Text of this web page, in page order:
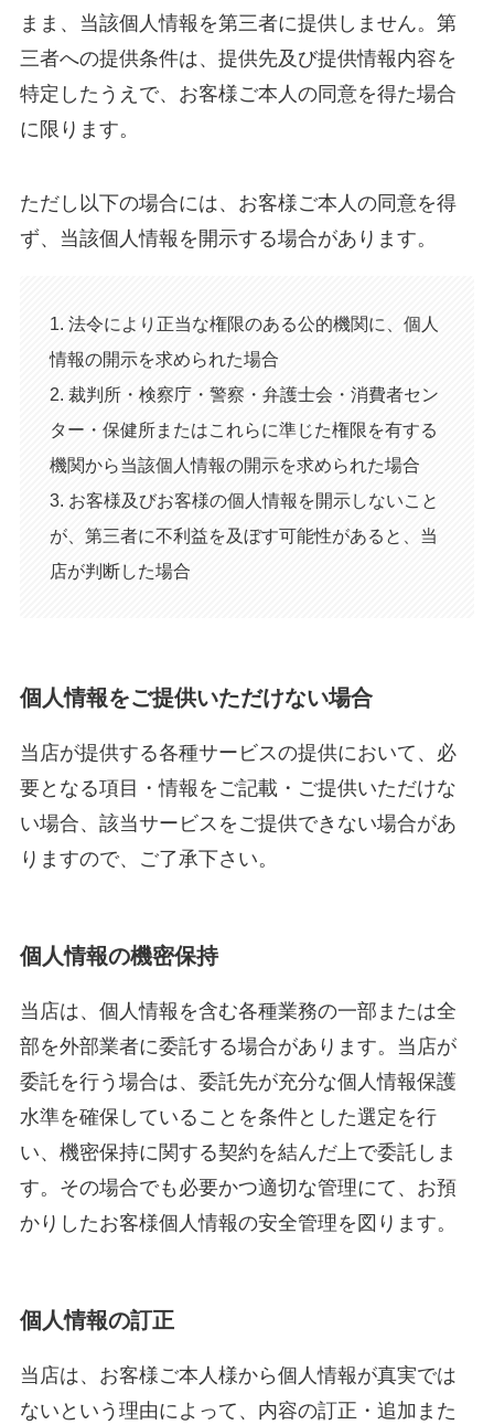
まま、当該個人情報を第三者に提供しません。第
三者への提供条件は、提供先及び提供情報内容を
特定したうえで、お客様ご本人の同意を得た場合
に限ります。
ただし以下の場合には、お客様ご本人の同意を得
ず、当該個人情報を開示する場合があります。
1. 法令により正当な権限のある公的機関に、個人
情報の開示を求められた場合
2. 裁判所・検察庁・警察・弁護士会・消費者セン
ター・保健所またはこれらに準じた権限を有する
機関から当該個人情報の開示を求められた場合
3. お客様及びお客様の個人情報を開示しないこと
が、第三者に不利益を及ぼす可能性があると、当
店が判断した場合
個人情報をご提供いただけない場合
当店が提供する各種サービスの提供において、必
要となる項目・情報をご記載・ご提供いただけな
い場合、該当サービスをご提供できない場合があ
りますので、ご了承下さい。
個人情報の機密保持
当店は、個人情報を含む各種業務の一部または全
部を外部業者に委託する場合があります。当店が
委託を行う場合は、委託先が充分な個人情報保護
水準を確保していることを条件とした選定を行
い、機密保持に関する契約を結んだ上で委託しま
す。その場合でも必要かつ適切な管理にて、お預
かりしたお客様個人情報の安全管理を図ります。
個人情報の訂正
当店は、お客様ご本人様から個人情報が真実では
ないという理由によって、内容の訂正・追加また